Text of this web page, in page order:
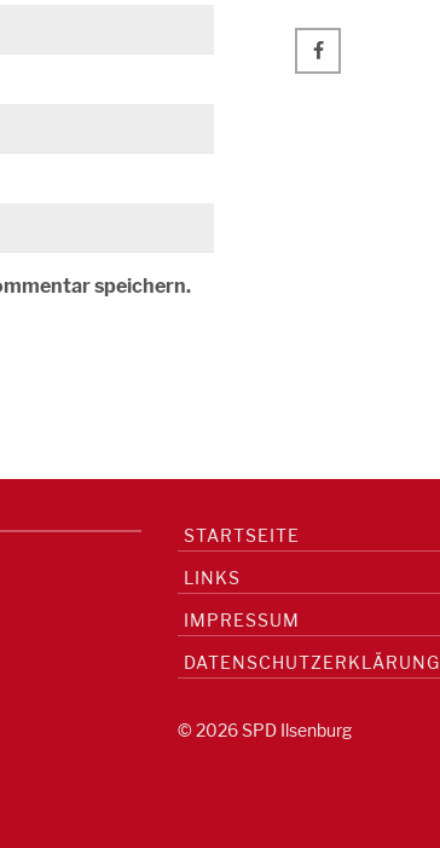
speichern.
STARTSEITE
LINKS
IMPRESSUM
DATENSCHUTZERKLÄRUNG
© 2026 SPD Ilsenburg